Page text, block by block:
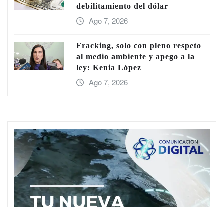
debilitamiento del dólar
Ago 7, 2026
Fracking, solo con pleno respeto
al medio ambiente y apego a la
ley: Kenia López
Ago 7, 2026